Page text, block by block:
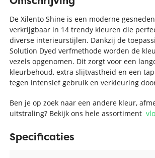
De Xilento Shine is een moderne
verkrijgbaar in 14 trendy kleuren die
diverse interieurstijlen. Dankzij de
Solution Dyed verfmethode worden de
vezels opgenomen. Dit zorgt voor een
kleurbehoud, extra slijtvastheid en een
tegen intensief gebruik en verkleuring
Ben je op zoek naar een andere kleur,
uitstraling? Bekijk ons hele assortiment
Specificaties